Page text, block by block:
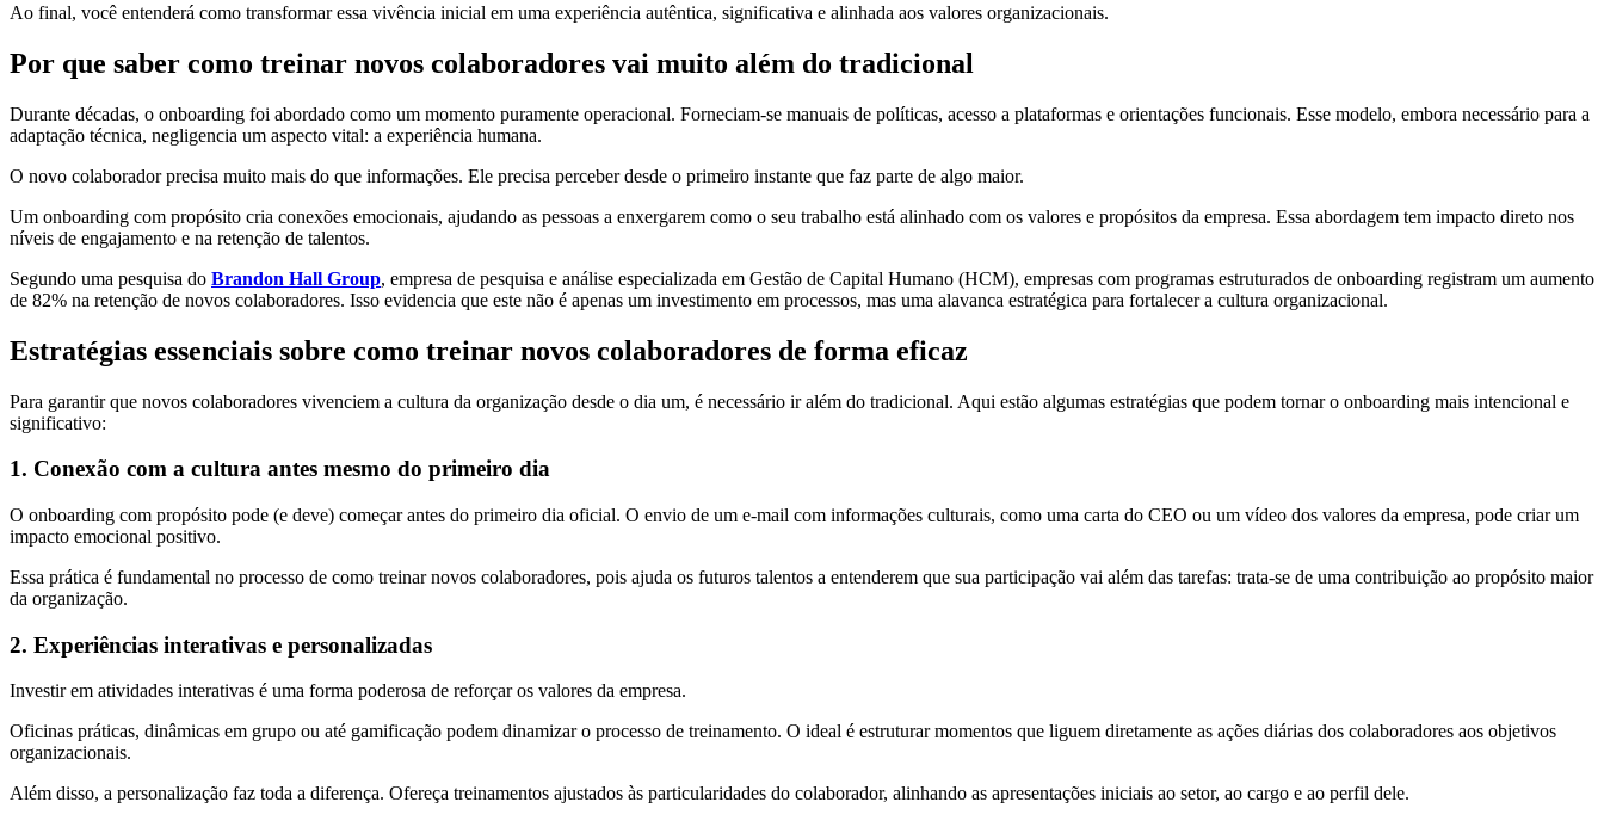
Ao final, você entenderá como transformar essa vivência inicial em uma experiência autêntica, significativa e alinhada aos valores organizacionais.
Por que saber como treinar novos colaboradores vai muito além do tradicional
Durante décadas, o onboarding foi abordado como um momento puramente operacional. Forneciam-se manuais de políticas, acesso a plataformas e orientações funcionais. Esse modelo, embora necessário para a
adaptação técnica, negligencia um aspecto vital: a experiência humana.
O novo colaborador precisa muito mais do que informações. Ele precisa perceber desde o primeiro instante que faz parte de algo maior.
Um onboarding com propósito cria conexões emocionais, ajudando as pessoas a enxergarem como o seu trabalho está alinhado com os valores e propósitos da empresa. Essa abordagem tem impacto direto nos
níveis de engajamento e na retenção de talentos.
Segundo uma pesquisa do Brandon Hall Group, empresa de pesquisa e análise especializada em Gestão de Capital Humano (HCM), empresas com programas estruturados de onboarding registram um aumento
de 82% na retenção de novos colaboradores. Isso evidencia que este não é apenas um investimento em processos, mas uma alavanca estratégica para fortalecer a cultura organizacional.
Estratégias essenciais sobre como treinar novos colaboradores de forma eficaz
Para garantir que novos colaboradores vivenciem a cultura da organização desde o dia um, é necessário ir além do tradicional. Aqui estão algumas estratégias que podem tornar o onboarding mais intencional e
significativo:
1. Conexão com a cultura antes mesmo do primeiro dia
O onboarding com propósito pode (e deve) começar antes do primeiro dia oficial. O envio de um e-mail com informações culturais, como uma carta do CEO ou um vídeo dos valores da empresa, pode criar um
impacto emocional positivo.
Essa prática é fundamental no processo de como treinar novos colaboradores, pois ajuda os futuros talentos a entenderem que sua participação vai além das tarefas: trata-se de uma contribuição ao propósito maior
da organização.
2. Experiências interativas e personalizadas
Investir em atividades interativas é uma forma poderosa de reforçar os valores da empresa.
Oficinas práticas, dinâmicas em grupo ou até gamificação podem dinamizar o processo de treinamento. O ideal é estruturar momentos que liguem diretamente as ações diárias dos colaboradores aos objetivos
organizacionais.
Além disso, a personalização faz toda a diferença. Ofereça treinamentos ajustados às particularidades do colaborador, alinhando as apresentações iniciais ao setor, ao cargo e ao perfil dele.